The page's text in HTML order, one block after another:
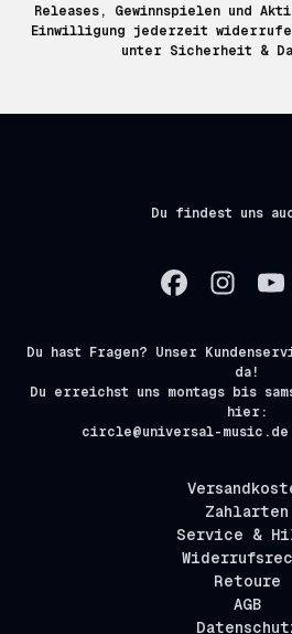
Releases, Gewinnspielen und
Einwilligung jederzeit
unter Sicherheit &
Du findest uns
Du hast Fragen? Unser
da!
Du erreichst uns montags bis
hier:
circle@universal-music.de |
Zahlarten
Service &
Retoure
AGB